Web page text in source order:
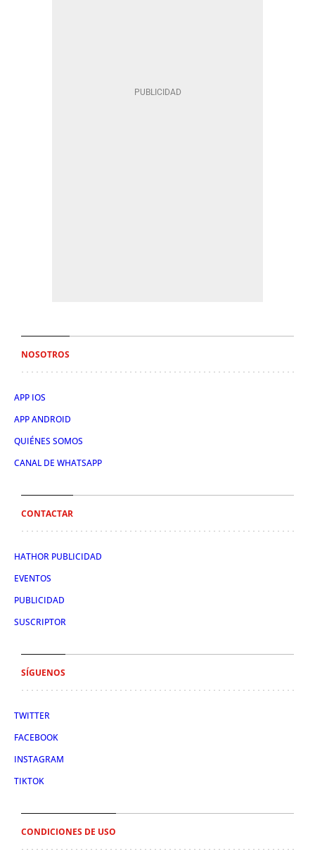
NOSOTROS
APP IOS
APP ANDROID
QUIÉNES SOMOS
CANAL DE WHATSAPP
CONTACTAR
HATHOR PUBLICIDAD
EVENTOS
PUBLICIDAD
SUSCRIPTOR
SÍGUENOS
TWITTER
FACEBOOK
INSTAGRAM
TIKTOK
CONDICIONES DE USO